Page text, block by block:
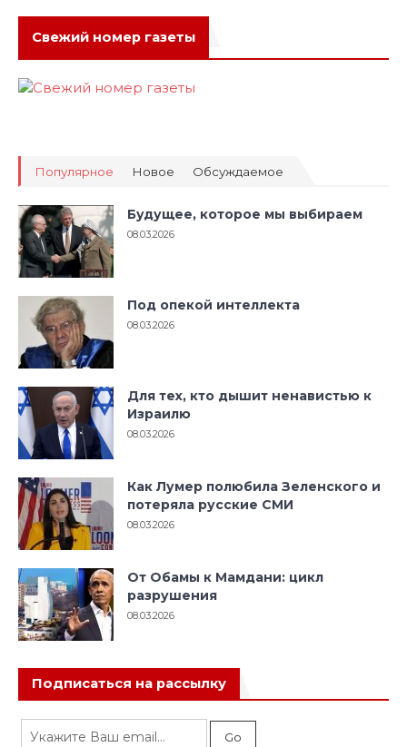
Свежий номер газеты
Популярное Новое Обсуждаемое
Будущее, которое мы выбираем
08.03.2026
Под опекой интеллекта
08.03.2026
Для тех, кто дышит ненавистью к
Израилю
08.03.2026
Как Лумер полюбила Зеленского и
потеряла русские СМИ
08.03.2026
От Обамы к Мамдани: цикл
разрушения
08.03.2026
Подписаться на рассылку